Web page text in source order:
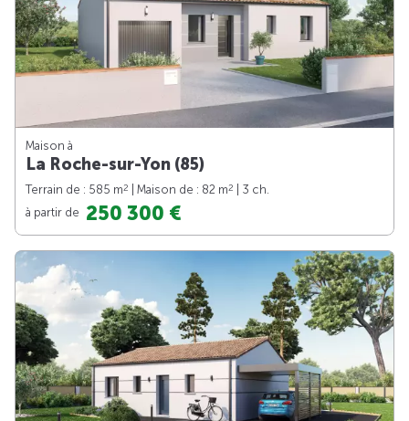
Maison à
La Roche-sur-Yon (85)
Terrain de : 585 m2 | Maison de : 82 m2
| 3 ch.
à partir de 250 300 €